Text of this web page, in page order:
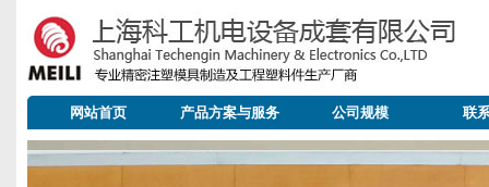
网站首页 产品方案与服务 公司规模 联